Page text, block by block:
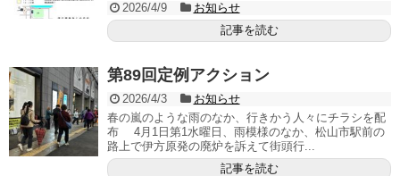
2026/4/9
お知らせ
記事を読む
第89回定例アクション
2026/4/3
お知らせ
春の嵐のような雨のなか、行きかう人々にチラシを配
布 4月1日第1水曜日、雨模様のなか、松山市駅前の
路上で伊方原発の廃炉を訴えて街頭行...
記事を読む